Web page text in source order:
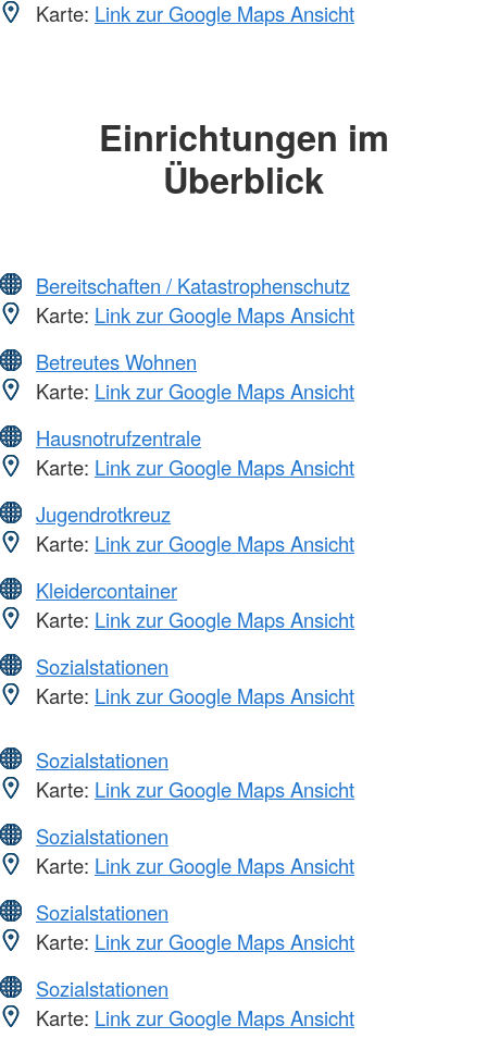
Karte: Link zur Google Maps Ansicht
Einrichtungen im
Überblick
Bereitschaften / Katastrophenschutz
Karte: Link zur Google Maps Ansicht
Betreutes Wohnen
Karte: Link zur Google Maps Ansicht
Hausnotrufzentrale
Karte: Link zur Google Maps Ansicht
Jugendrotkreuz
Karte: Link zur Google Maps Ansicht
Kleidercontainer
Karte: Link zur Google Maps Ansicht
Sozialstationen
Karte: Link zur Google Maps Ansicht
Sozialstationen
Karte: Link zur Google Maps Ansicht
Sozialstationen
Karte: Link zur Google Maps Ansicht
Sozialstationen
Karte: Link zur Google Maps Ansicht
Sozialstationen
Karte: Link zur Google Maps Ansicht